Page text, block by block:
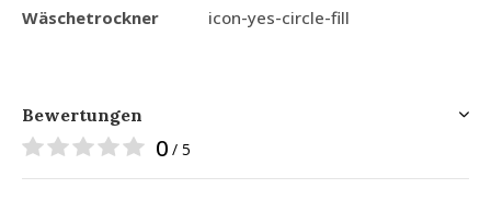
Wäschetrockner
icon-yes-circle-fill
Bewertungen
0 / 5